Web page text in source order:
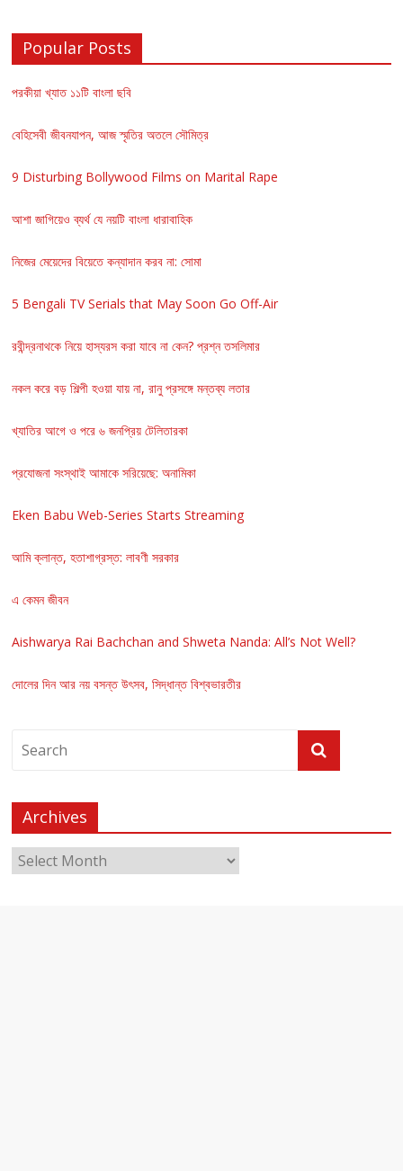
Popular Posts
পরকীয়া খ্যাত ১১টি বাংলা ছবি
বেহিসেবী জীবনযাপন, আজ স্মৃতির অতলে সৌমিত্র
9 Disturbing Bollywood Films on Marital Rape
আশা জাগিয়েও ব্যর্থ যে নয়টি বাংলা ধারাবাহিক
নিজের মেয়েদের বিয়েতে কন্যাদান করব না: সোমা
5 Bengali TV Serials that May Soon Go Off-Air
রবীন্দ্রনাথকে নিয়ে হাস্যরস করা যাবে না কেন? প্রশ্ন তসলিমার
নকল করে বড় শিল্পী হওয়া যায় না, রানু প্রসঙ্গে মন্তব্য লতার
খ্যাতির আগে ও পরে ৬ জনপ্রিয় টেলিতারকা
প্রযোজনা সংস্থাই আমাকে সরিয়েছে: অনামিকা
Eken Babu Web-Series Starts Streaming
আমি ক্লান্ত, হতাশাগ্রস্ত: লাবণী সরকার
এ কেমন জীবন
Aishwarya Rai Bachchan and Shweta Nanda: All’s Not Well?
দোলের দিন আর নয় বসন্ত উৎসব, সিদ্ধান্ত বিশ্বভারতীর
Archives